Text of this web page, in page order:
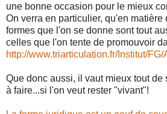
une bonne occasion pour le mieux
On verra en particulier, qu'en matière
formes que l'on se donne sont tout
celles que l'on tente de promouvoir
http://www.triarticulation.fr/Institut/
Que donc aussi, il vaut mieux tout de
à faire...si l'on veut rester "vivant"!